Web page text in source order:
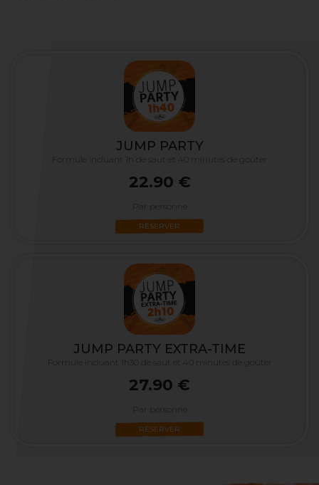
JUMP PARTY
Formule incluant 1h de saut et 40 minutes de goûter
22.90 €
Par personne
RÉSERVER
JUMP PARTY EXTRA-TIME
Formule incluant 1h30 de saut et 40 minutes de goûter
27.90 €
Par personne
RÉSERVER